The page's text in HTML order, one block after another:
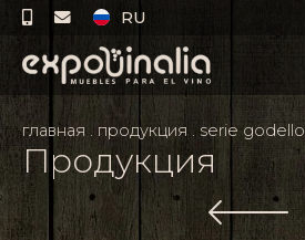
RU
главная . продукция . serie godello
Продукция